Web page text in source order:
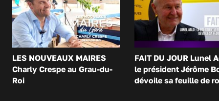
LES NOUVEAUX MAIRES
Charly Crespe au Grau-du-
Roi
FAIT DU JOUR Lunel
le président Jérôme
dévoile sa feuille de